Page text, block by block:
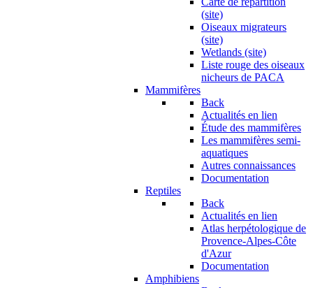
(site)
Oiseaux migrateurs
(site)
Wetlands (site)
Liste rouge des oiseaux
nicheurs de PACA
Mammifères
Back
Actualités en lien
Étude des mammifères
Les mammifères semi-
aquatiques
Autres connaissances
Documentation
Reptiles
Back
Actualités en lien
Atlas herpétologique de
Provence-Alpes-Côte
d'Azur
Documentation
Amphibiens